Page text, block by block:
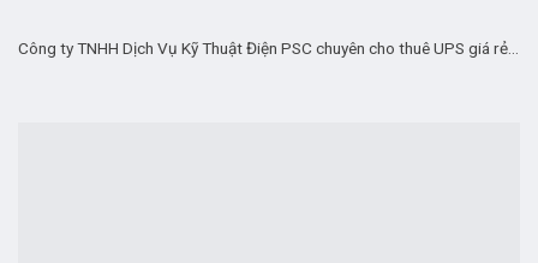
Công ty TNHH Dịch Vụ Kỹ Thuật Điện PSC chuyên cho thuê UPS giá rẻ...